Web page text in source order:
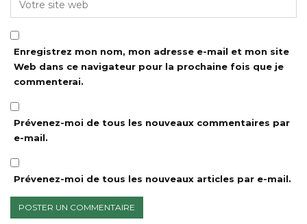
Enregistrez mon nom, mon adresse e-mail et mon site
Web dans ce navigateur pour la prochaine fois que je
commenterai.
Prévenez-moi de tous les nouveaux commentaires par
e-mail.
Prévenez-moi de tous les nouveaux articles par e-mail.